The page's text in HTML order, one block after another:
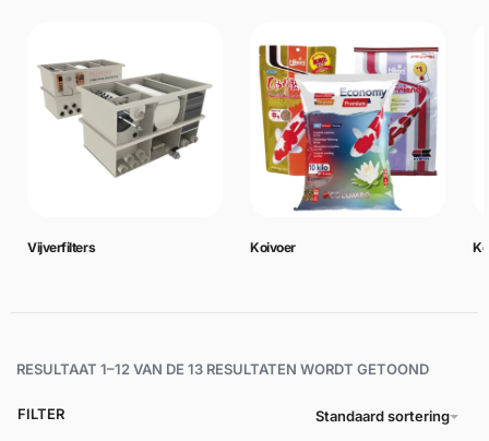
Vijverfilters Koivoer
RESULTAAT 1–12 VAN DE 13 RESULTATEN WORDT GETOOND
Standaard sortering
FILTER